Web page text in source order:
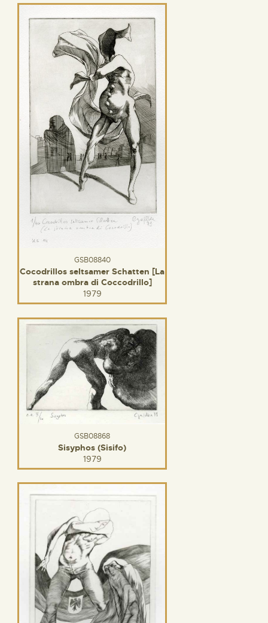
GSB08840
Cocodrillos seltsamer Schatten [La
strana ombra di Coccodrillo]
1979
GSB08868
Sisyphos (Sisifo)
1979